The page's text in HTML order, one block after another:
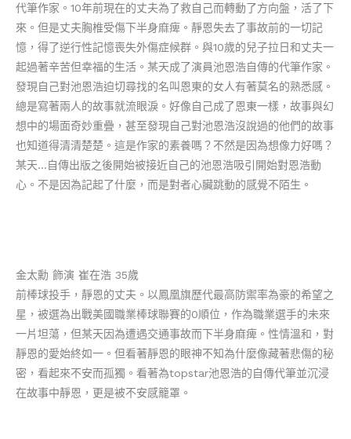
代筆作家。10年前現在的丈夫為了救自己而轉動了方向盤，活了下
來。但是丈夫胸椎受傷下半身麻痺。靜恩失去了事故前的一切記
憶，得了逆行性記憶喪失外傷症候群。與10歲的兒子拉日和丈夫一
起過著辛苦但幸福的生活。某天成了演員池恩浩自傳的代筆作家。
發現自己對池恩浩迫切尋找的名叫恩東的女人有著莫名的熟悉感。
總是寫著兩人的故事就流眼淚。好像自己成了恩東一樣，故事與幻
想中的場面奇妙重疊，甚至發現自己對池恩浩沒說過的他們的故事
也知道得清清楚楚。這是作家的素養嗎？不然是因為想像力好嗎？
某天…自傳出版之後開始被接近自己的池恩浩吸引開始對恩浩動
心。不是因為記起了什麼，而是對者心臟跳動的感覺不陌生。
金太勳 飾演 崔在浩 35歲
前棒球投手，靜恩的丈夫。以鳳凰旗歷代最高防禦率為豪的希望之
星，被選為出戰美國職業棒球聯賽的0順位，作為職業選手的未來
一片坦蕩，但某天因為遭遇交通事故而下半身麻痺。性情溫和，對
靜恩的愛始終如一。但看著靜恩的眼神不知為什麼像藏著悲傷的秘
密，看起來不安而孤獨。看著為topstar池恩浩的自傳代筆並沉浸
在故事中靜恩，更是被不安感籠罩。